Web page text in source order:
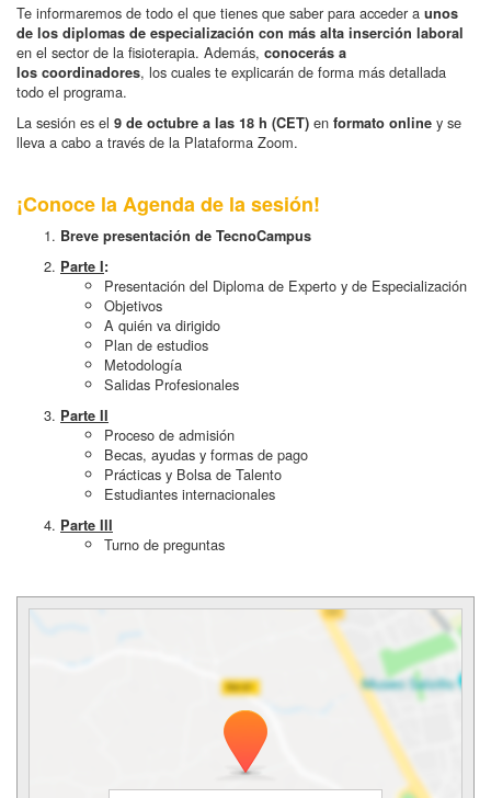
Te informaremos de todo el que tienes que saber para acceder a unos
de los diplomas de especialización con más alta inserción laboral
en el sector de la fisioterapia. Además, conocerás a
los coordinadores, los cuales te explicarán de forma más detallada
todo el programa.
La sesión es el 9 de octubre a las 18 h (CET) en formato online y se
lleva a cabo a través de la Plataforma Zoom.
¡Conoce la Agenda de la sesión!
Breve presentación de TecnoCampus
Parte I:
Presentación del Diploma de Experto y de Especialización
Objetivos
A quién va dirigido
Plan de estudios
Metodología
Salidas Profesionales
Parte II
Proceso de admisión
Becas, ayudas y formas de pago
Prácticas y Bolsa de Talento
Estudiantes internacionales
Parte III
Turno de preguntas